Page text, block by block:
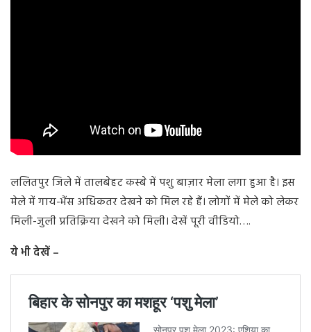
ललितपुर जिले में तालबेहट कस्बे में पशु बाज़ार मेला लगा हुआ है। इस
मेले में गाय-भैंस अधिकतर देखने को मिल रहे हैं। लोगों में मेले को लेकर
मिली-जुली प्रतिक्रिया देखने को मिली। देखें पूरी वीडियो….
ये भी देखें –